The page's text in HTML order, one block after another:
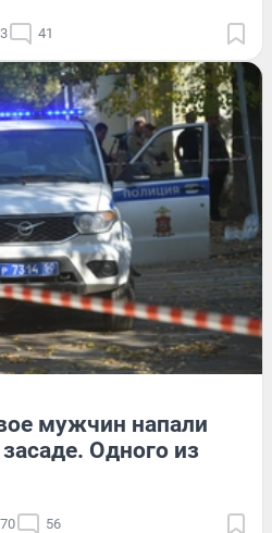
41
мужчин напали
Одного из
56